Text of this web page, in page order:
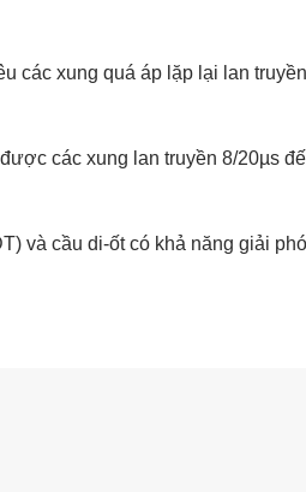
các xung quá áp lặp lại lan
các xung lan truyền 8/20µs
và cầu di-ốt có khả năng giải